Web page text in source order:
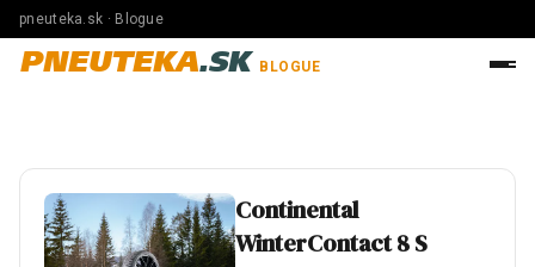
pneuteka.sk · Blogue
PNEUTEKA.SK BLOGUE
Continental
WinterContact 8 S